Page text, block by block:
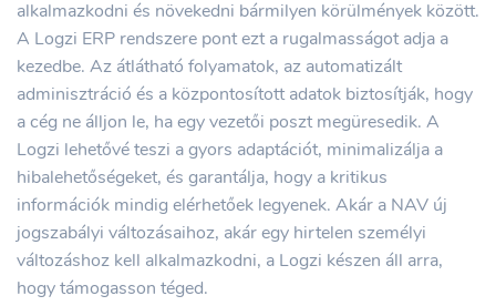
alkalmazkodni és növekedni bármilyen körülmények között.
A Logzi ERP rendszere pont ezt a rugalmasságot adja a
kezedbe. Az átlátható folyamatok, az automatizált
adminisztráció és a központosított adatok biztosítják, hogy
a cég ne álljon le, ha egy vezetői poszt megüresedik. A
Logzi lehetővé teszi a gyors adaptációt, minimalizálja a
hibalehetőségeket, és garantálja, hogy a kritikus
információk mindig elérhetőek legyenek. Akár a NAV új
jogszabályi változásaihoz, akár egy hirtelen személyi
változáshoz kell alkalmazkodni, a Logzi készen áll arra,
hogy támogasson téged.